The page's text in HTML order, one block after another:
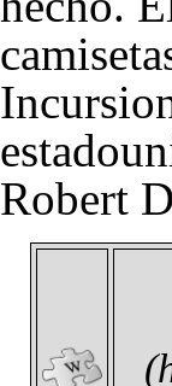
Robert